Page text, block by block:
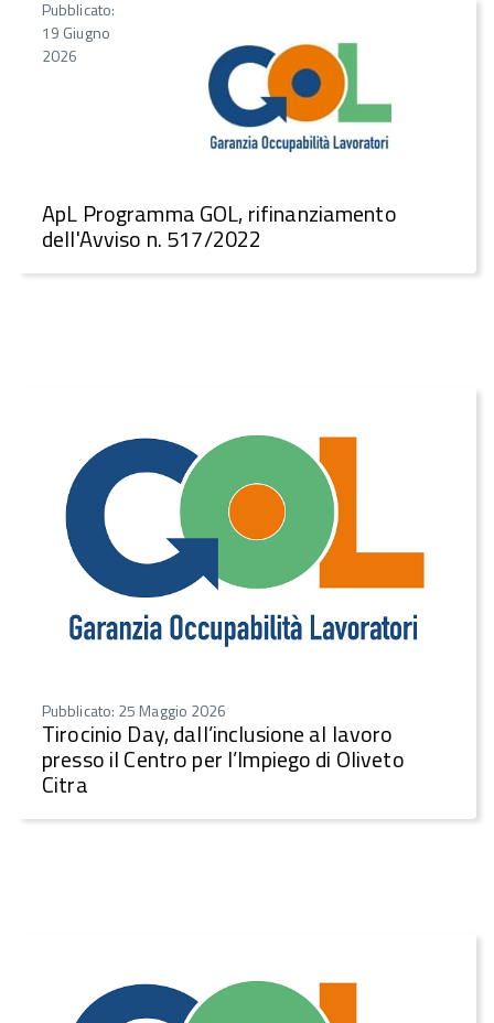
Pubblicato:
19 Giugno
2026
ApL Programma GOL, rifinanziamento
dell'Avviso n. 517/2022
Pubblicato: 25 Maggio 2026
Tirocinio Day, dall’inclusione al lavoro
presso il Centro per l’Impiego di Oliveto
Citra